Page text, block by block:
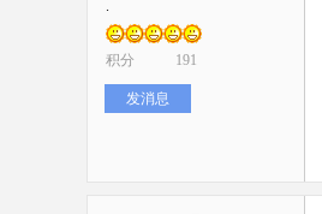
积分 191
发消息